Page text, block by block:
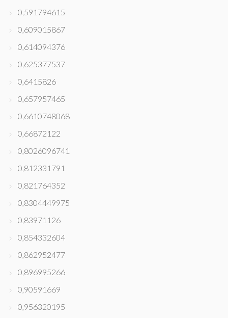
0,591794615
0,609015867
0,614094376
0,625377537
0,6415826
0,657957465
0,6610748068
0,66872122
0,8026096741
0,812331791
0,821764352
0,8304449975
0,83971126
0,854332604
0,862952477
0,896995266
0,90591669
0,956320195